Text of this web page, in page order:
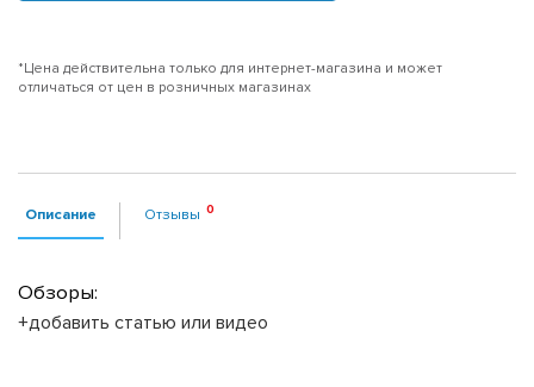
*Цена действительна только для интернет-магазина и может
отличаться от цен в розничных магазинах
Описание Отзывы
Обзоры:
+добавить статью или видео